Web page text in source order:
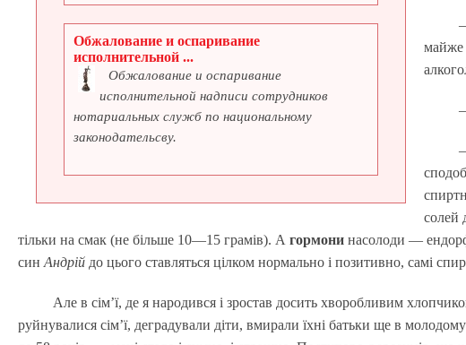
Обжалование и оспаривание
исполнительной ...
Обжалование и оспаривание
исполнительной надписи сотрудников
нотариальных служб по национальному
законодательсву.
майже
солей
тільки на смак (не більше 10—15 грамів). А гормони насолоди —
син Андрій до цього ставляться цілком нормально і позитивно, самі
Але в сім’ї, де я народився і зростав досить хворобливим
руйнувалися сім’ї, деградували діти, вмирали їхні батьки ще в